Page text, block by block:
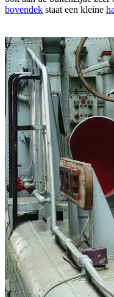
bovendek staat een kleine